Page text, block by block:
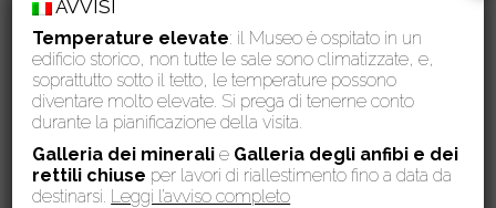
Collage di Mariagrazia
AVVISI
Temperature elevate: il Museo è ospitato in un
edificio storico, non tutte le sale sono climatizzate, e,
soprattutto sotto il tetto, le temperature possono
diventare molto elevate. Si prega di tenerne conto
durante la pianificazione della visita.
Galleria dei minerali e Galleria degli anfibi e dei
rettili chiuse per lavori di riallestimento fino a data da
destinarsi. Leggi l’avviso completo